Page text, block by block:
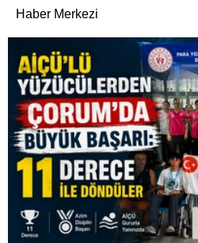
Haber Merkezi